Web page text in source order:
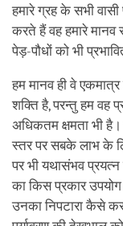
हमारे ग्रह के सभी
करते हैं वह हमारे मानव
पेड़-पौधों को भी
हम मानव ही वे
शक्ति है, परन्तु हम वह
अधिकतम क्षमता भी है।
स्तर पर सबके लाभ के
पर भी यथासंभव
का किस प्रकार
उनका निपटारा कैसे